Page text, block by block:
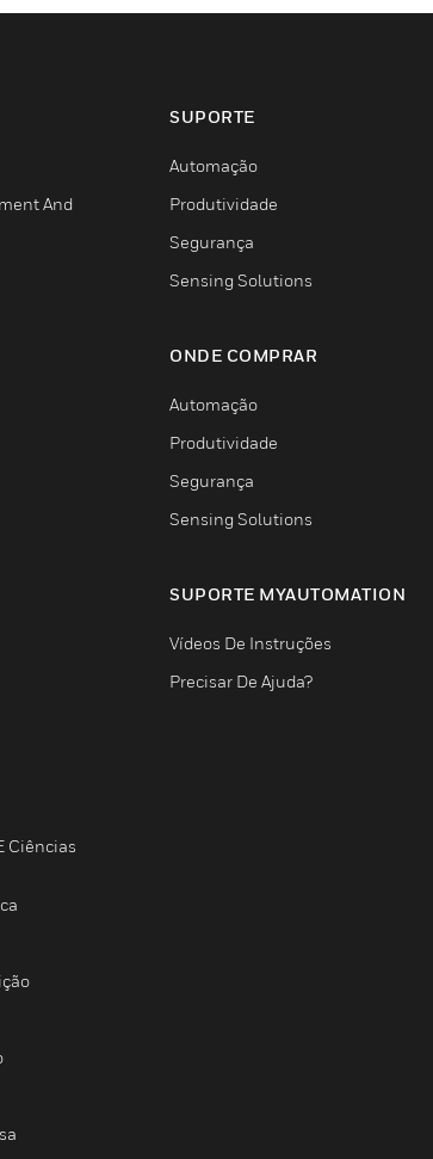
And
Ciências
SUPORTE
Automação
Produtividade
Segurança
Sensing Solutions
ONDE COMPRAR
Automação
Produtividade
Segurança
Sensing Solutions
SUPORTE MYAUTOMATION
Vídeos De Instruções
Precisar De Ajuda?